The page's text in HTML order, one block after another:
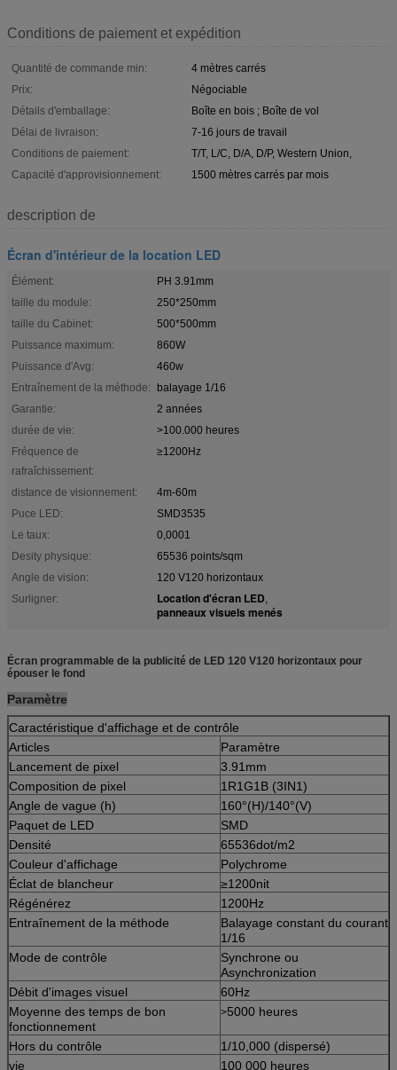
Conditions de paiement et expédition
Quantité de commande min:
4 mètres carrés
Prix:
Négociable
Détails d'emballage:
Boîte en bois ; Boîte de vol
Délai de livraison:
7-16 jours de travail
Conditions de paiement:
T/T, L/C, D/A, D/P, Western Union,
Capacité d'approvisionnement:
1500 mètres carrés par mois
description de
Écran d'intérieur de la location LED
Élément:
PH 3.91mm
taille du module:
250*250mm
taille du Cabinet:
500*500mm
Puissance maximum:
860W
Puissance d'Avg:
460w
Entraînement de la méthode: balayage 1/16
Garantie:
2 années
durée de vie:
>100.000 heures
Fréquence de
rafraîchissement:
≥1200Hz
distance de visionnement:
4m-60m
Puce LED:
SMD3535
Le taux:
0,0001
Desity physique:
65536 points/sqm
Angle de vision:
120 V120 horizontaux
Surligner:
Location d'écran LED,
panneaux visuels menés
Écran programmable de la publicité de LED 120 V120 horizontaux pour
épouser le fond
Paramètre
Caractéristique d'affichage et de contrôle
Articles
Paramètre
Lancement de pixel
3.91mm
Composition de pixel
1R1G1B (3IN1)
Angle de vague (h)
160°(H)/140°(V)
Paquet de LED
SMD
Densité
65536dot/m2
Couleur d'affichage
Polychrome
Éclat de blancheur
≥1200nit
Régénérez
1200Hz
Entraînement de la méthode
Balayage constant du courant
1/16
Mode de contrôle
Synchrone ou
Asynchronization
Débit d'images visuel
60Hz
Moyenne des temps de bon
fonctionnement
>5000 heures
Hors du contrôle
1/10,000 (dispersé)
vie
100 000 heures